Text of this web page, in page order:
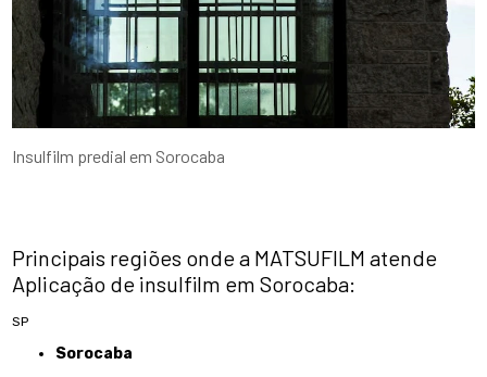
Insulfilm predial em Sorocaba
Principais regiões onde a MATSUFILM atende
Aplicação de insulfilm em Sorocaba:
SP
Sorocaba